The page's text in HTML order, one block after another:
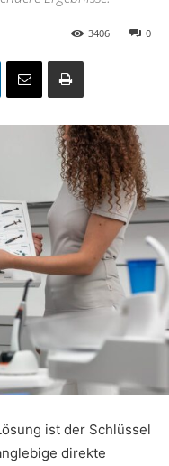
0
3406
ist der Schlüssel
direkte